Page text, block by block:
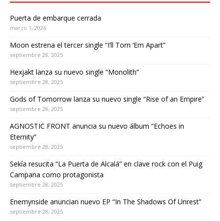
Puerta de embarque cerrada
marzo 1, 2026
Moon estrena el tercer single “I’ll Torn ‘Em Apart”
septiembre 28, 2025
Hexjakt lanza su nuevo single “Monolith”
septiembre 28, 2025
Gods of Tomorrow lanza su nuevo single “Rise of an Empire”
septiembre 28, 2025
AGNOSTIC FRONT anuncia su nuevo álbum “Echoes in
Eternity”
septiembre 28, 2025
Sekía resucita “La Puerta de Alcalá” en clave rock con el Puig
Campana como protagonista
septiembre 28, 2025
Enemynside anuncian nuevo EP “In The Shadows Of Unrest”
septiembre 28, 2025